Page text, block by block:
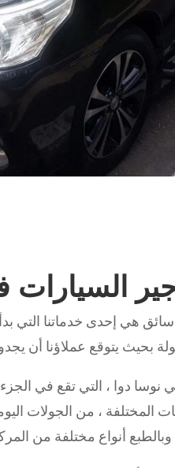
السيارات
بحيث يتوقع عملاؤنا أن
نوسا دوا ، التي تقع في
المختلفة ، من الجولات
وبالطبع أنواع مختلفة من